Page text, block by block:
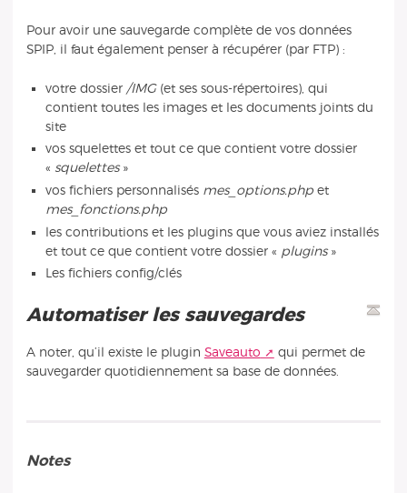
Pour avoir une sauvegarde complète de vos données
SPIP, il faut également penser à récupérer (par FTP) :
votre dossier /IMG(et ses sous-répertoires), qui
contient toutes les images et les documents joints du
site
vos squelettes et tout ce que contient votre dossier
« squelettes»
vos fichiers personnalisés mes_options.php et
mes_fonctions.php
les contributions et les plugins que vous aviez installés
et tout ce que contient votre dossier « plugins»
Les fichiers config/clés
Automatiser les sauvegardes
A noter, qu’il existe le plugin Saveauto
qui permet de
sauvegarder quotidiennement sa base de données.
Notes